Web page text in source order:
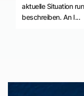
aktuelle Situation
beschreiben. An I...